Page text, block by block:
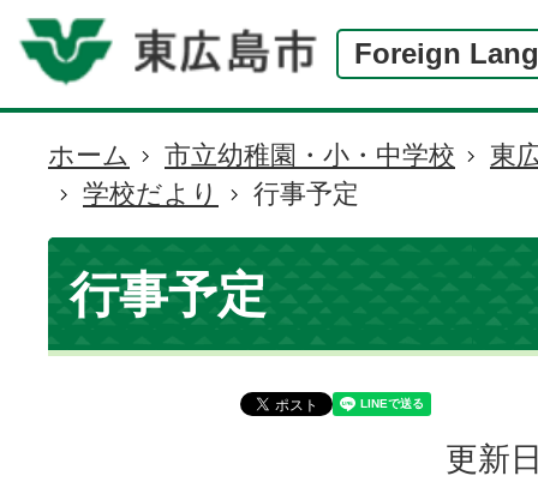
Foreign
現
在
の
位
置
ホーム 市立幼稚園・小・中学校
東
学校だより
行事予定
行事予定
更新